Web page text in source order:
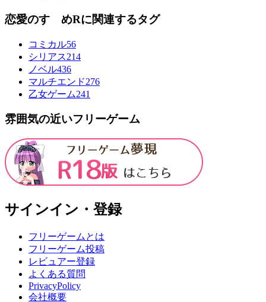
恋愛のすゝめRに関連するタグ
コミカル56
シリアス214
ノベル436
マルチエンド276
乙女ゲーム241
雰囲気の近いフリーゲーム
サインイン・登録
フリーゲームとは
フリーゲーム投稿
レビュアー登録
よくある質問
PrivacyPolicy
会社概要